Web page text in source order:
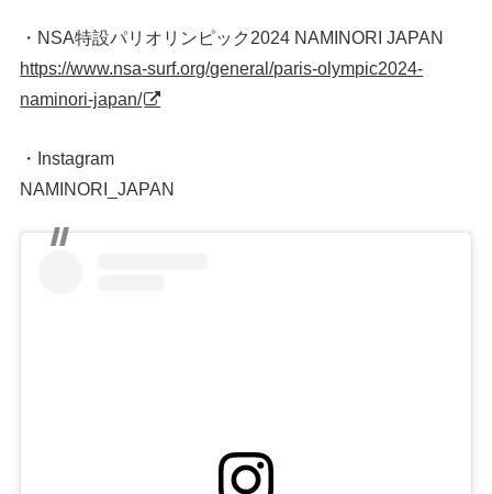
・NSA特設パリオリンピック2024 NAMINORI JAPAN
https://www.nsa-surf.org/general/paris-olympic2024-
naminori-japan/
・Instagram
NAMINORI_JAPAN